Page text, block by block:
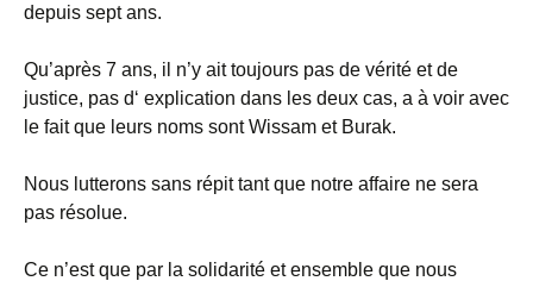
depuis sept ans.
Qu’après 7 ans, il n’y ait toujours pas de vérité et de
justice, pas d‘ explication dans les deux cas, a à voir avec
le fait que leurs noms sont Wissam et Burak.
Nous lutterons sans répit tant que notre affaire ne sera
pas résolue.
Ce n’est que par la solidarité et ensemble que nous